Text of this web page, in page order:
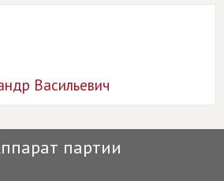
Васильевич
партии